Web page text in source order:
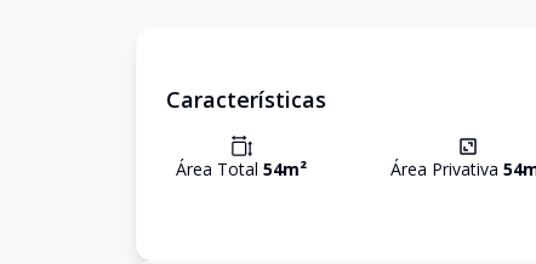
Características
Área Total 54m² Área Privativa 54